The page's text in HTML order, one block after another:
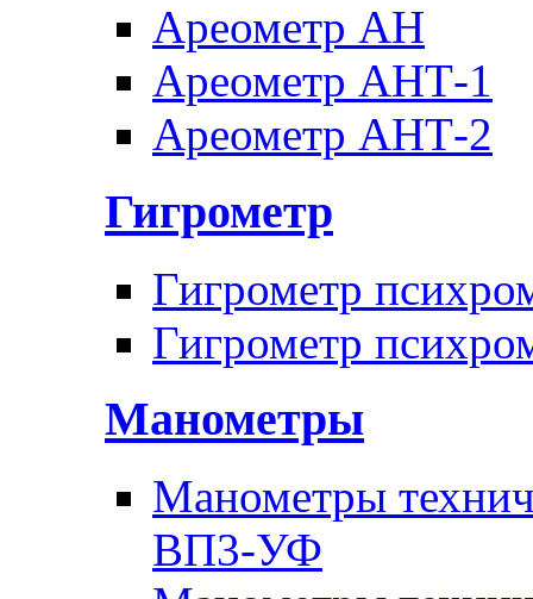
Ареометр АН
Ареометр АНТ-1
Ареометр АНТ-2
Гигрометр
Гигрометр
Гигрометр
Манометры
Манометры
ВП3-УФ